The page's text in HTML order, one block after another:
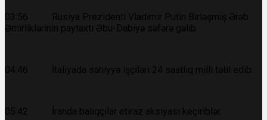
03:56 Rusiya Prezidenti Vladimir Putin Birləşmiş Ərəb
Əmirliklərinin paytaxtı Əbu-Dabiyə səfərə gəlib.
04:46 İtaliyada səhiyyə işçiləri 24 saatlıq milli tətil edib.
05:42 İranda balıqçılar etiraz aksiyası keçiriblər.